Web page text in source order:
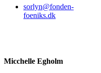
sorlyn@fonden-
foeniks.dk
Micchelle Egholm